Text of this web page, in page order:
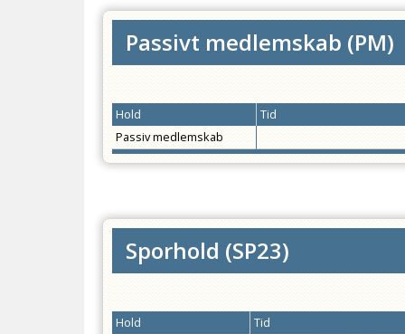
Passivt medlemskab (PM)
Hold
Tid
Passiv medlemskab
Sporhold (SP23)
Hold
Tid